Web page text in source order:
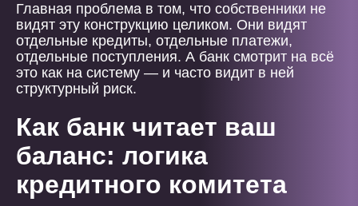
Главная проблема в том, что собственники не
видят эту конструкцию целиком. Они видят
отдельные кредиты, отдельные платежи,
отдельные поступления. А банк смотрит на всё
это как на систему — и часто видит в ней
структурный риск.
Как банк читает ваш
баланс: логика
кредитного комитета